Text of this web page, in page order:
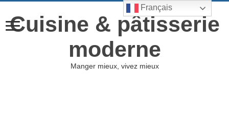
Cuisine & pâtisserie
moderne
Manger mieux, vivez mieux
Français